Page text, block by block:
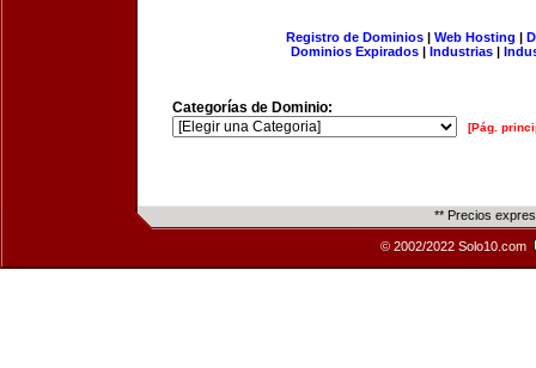
Registro de Dominios| Web Hosting |
Dominios Expirados | Industrias |
Categorías de Dominio:
[Pág.
** Precios
© 2002/2022 Solo10.com